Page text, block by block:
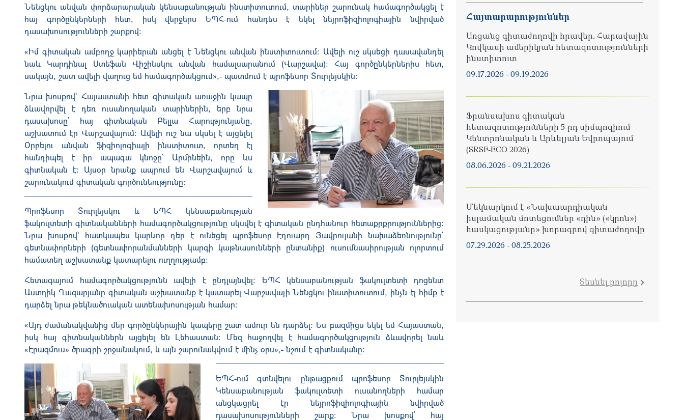
Նենցկու անվան փորձարարական կենսաբանության ինստիտուտում, տարիներ շարունակ համագործակցել է
հայ գործընկերների հետ, իսկ վերջերս ԵՊՀ-ում հանդես է եկել նեյրոֆիզիոլոգիային նվիրված
դասախոսությունների շարքով։
«Իմ գիտական ամբողջ կարիերան անցել է Նենցկու անվան ինստիտուտում։ Ավելի ուշ սկսեցի դասավանդել
նաև Կարդինալ Ստեֆան Վիշինսկու անվան համալսարանում (Վարշավա)։ Հայ գործընկերներիս հետ,
սակայն, շատ ավելի վաղուց եմ համագործակցում»,- պատմում է պրոֆեսոր Տուրլեյսկին։
Նրա խոսքով՝ Հայաստանի հետ գիտական առաջին կապը
ձևավորվել է դեռ ուսանողական տարիներին, երբ նրա
դասախոսը՝ հայ գիտնական Բելլա Հարությունյանը,
աշխատում էր Վարշավայում։ Ավելի ուշ նա սկսել է այցելել
Օրբելու անվան ֆիզիոլոգիայի ինստիտուտ, որտեղ էլ
հանդիպել է իր ապագա կնոջը՝ Արմինեին, որը ևս
գիտնական է։ Այսօր նրանք ապրում են Վարշավայում և
շարունակում գիտական գործունեությունը։
Պրոֆեսոր Տուրլեյսկու և ԵՊՀ կենսաբանության
ֆակուլտետի գիտնականների համագործակցությունը սկսվել է գիտական ընդհանուր հետաքրքրություններից։
Նրա խոսքով՝ հատկապես կարևոր դեր է ունեցել պրոֆեսոր Էդուարդ Յավրույանի նախաձեռնությունը՝
գետնափորների (գետնափորանմանների կարգի կաթնասունների ընտանիք) ուսումնասիրության ոլորտում
համատեղ աշխատանք կատարելու ուղղությամբ։
Հետագայում համագործակցությունն ավելի է ընդլայնվել։ ԵՊՀ կենսաբանության ֆակուլտետի դոցենտ
Աստղիկ Ղազարյանը գիտական աշխատանք է կատարել Վարշավայի Նենցկու ինստիտուտում, ինչն էլ հիմք է
դարձել նրա թեկնածուական ատենախոսության համար։
«Այդ ժամանակվանից մեր գործընկերային կապերը շատ ամուր են դարձել։ Ես բազմիցս եկել եմ Հայաստան,
իսկ հայ գիտնականներն այցելել են Լեհաստան։ Մեզ հաջողվել է համագործակցություն ձևավորել նաև
«Էրազմուս» ծրագրի շրջանակում, և այն շարունակվում է մինչ օրս»,- նշում է գիտնականը։
ԵՊՀ-ում գտնվելու ընթացքում պրոֆեսոր Տուրլեյսկին
Կենսաբանության ֆակուլտետի ուսանողների համար
անցկացրել էր նեյրոֆիզիոլոգիային նվիրված
դասախոսությունների շարք։ Նրա խոսքով՝ հայ
Հայտարարություններ
Առցանց գիտաժողովի հրավեր. Հարավային
Կովկասի ամերիկյան հետազոտությունների
ինստիտուտ
09.17.2026 -09.19.2026
Ֆրանսախոս գիտական
հետազոտությունների 5-րդ սիմպոզիում
Կենտրոնական և Արևելյան Եվրոպայում
(SRSF-ECO 2026)
08.06.2026 -09.21.2026
Մեկնարկում է «Նախաարդիական
իսլամական մոտեցումներ «դին» («կրոն»)
հասկացությանը» խորագրով գիտաժողովը
07.29.2026 -08.25.2026
Տեսնել բոլորը